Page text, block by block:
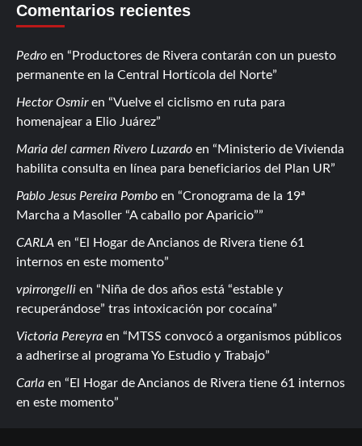
Comentarios recientes
Pedro en
Productores de Rivera contarán con un puesto
permanente en la Central Hortícola del Norte
Hector Osmiren
Vuelve el ciclismo en ruta para
homenajear a Elio Juárez
Maria del carmen Rivero Luzardo en
Ministerio de Vivienda
habilita consulta en línea para beneficiarios del Plan UR
Pablo Jesus Pereira Pombo en
Cronograma de la 19ª
Marcha a Masoller “A caballo por Aparicio”
CARLA en
El Hogar de Ancianos de Rivera tiene 61
internos en este momento
vpirrongelli en
Niña de dos años está “estable y
recuperándose” tras intoxicación por cocaína
Victoria Pereyra en
MTSS convocó a organismos públicos
a adherirse al programa Yo Estudio y Trabajo
Carla en
El Hogar de Ancianos de Rivera tiene 61 internos
en este momento